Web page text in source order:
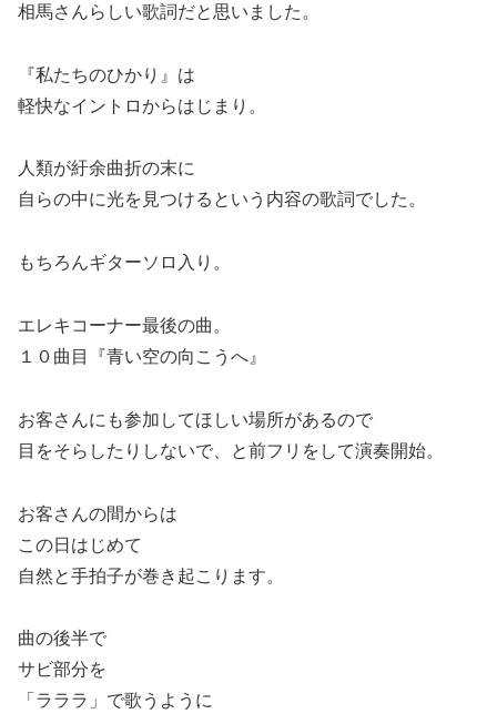
相馬さんらしい歌詞だと思いました。
『私たちのひかり』は
軽快なイントロからはじまり。
人類が紆余曲折の末に
自らの中に光を見つけるという内容の歌詞でした。
もちろんギターソロ入り。
エレキコーナー最後の曲。
１０曲目『青い空の向こうへ』
お客さんにも参加してほしい場所があるので
目をそらしたりしないで、と前フリをして演奏開始。
お客さんの間からは
この日はじめて
自然と手拍子が巻き起こります。
曲の後半で
サビ部分を
「ラララ」で歌うように